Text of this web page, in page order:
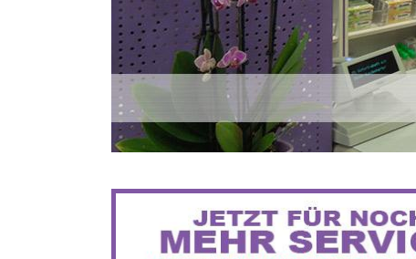
BIS ZU